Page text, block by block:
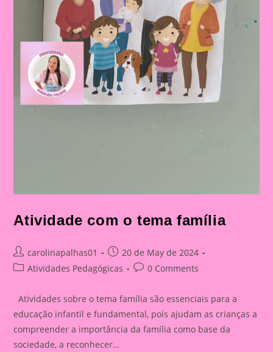
Atividade com o tema família
Post
author:
carolinapalhas01
Post
published:
20 de May de 2024
PostAtividades Pedagógicas
Post0 Comments
Atividades sobre o tema família são essenciais para a
educação infantil e fundamental, pois ajudam as crianças a
compreender a importância da família como base da
sociedade, a reconhecer…